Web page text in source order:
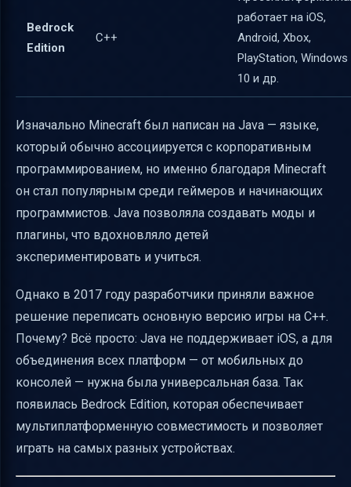
Bedrock
Edition
C++
работает на iOS,
Android, Xbox,
PlayStation, Windows
10 и др.
Изначально Minecraft был написан на Java — языке,
который обычно ассоциируется с корпоративным
программированием, но именно благодаря Minecraft
он стал популярным среди геймеров и начинающих
программистов. Java позволяла создавать моды и
плагины, что вдохновляло детей
экспериментировать и учиться.
Однако в 2017 году разработчики приняли важное
решение переписать основную версию игры на C++.
Почему? Всё просто: Java не поддерживает iOS, а для
объединения всех платформ — от мобильных до
консолей — нужна была универсальная база. Так
появилась Bedrock Edition, которая обеспечивает
мультиплатформенную совместимость и позволяет
играть на самых разных устройствах.